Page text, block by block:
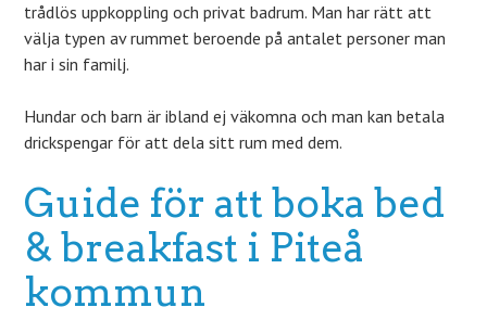
trådlös uppkoppling och privat badrum. Man har rätt att
välja typen av rummet beroende på antalet personer man
har i sin familj.
Hundar och barn är ibland ej väkomna och man kan betala
drickspengar för att dela sitt rum med dem.
Guide för att boka bed
& breakfast i Piteå
kommun